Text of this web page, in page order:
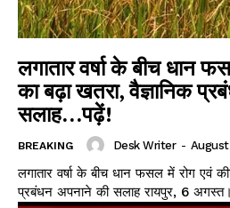
लगातार वर्षा के बीच धान
का बढ़ा खतरा, वैज्ञानिक
सलाह…पढ़ें!
BREAKING Desk Writer -
लगातार वर्षा के बीच धान फसल में रोग एवं
प्रबंधन अपनाने की सलाह रायपुर, 6 अगस्त।